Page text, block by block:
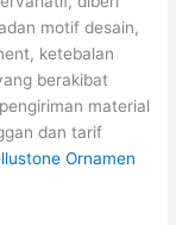
motif desain,
ketebalan
berakibat
material
dan tarif
Ornamen